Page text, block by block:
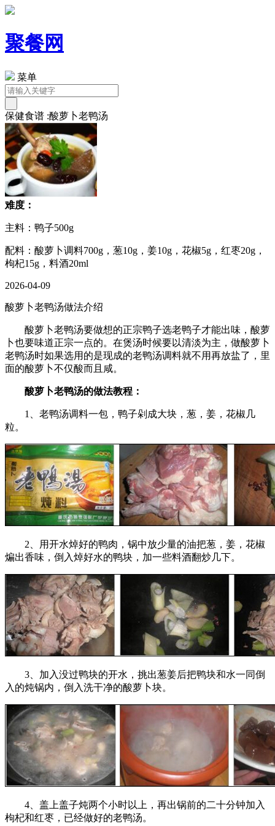
聚餐网
菜单
保健食谱 :酸萝卜老鸭汤
难度：
主料：鸭子500g
配料：酸萝卜调料700g，葱10g，姜10g，花椒5g，红枣20g，
枸杞15g，料酒20ml
2026-04-09
酸萝卜老鸭汤做法介绍
酸萝卜老鸭汤要做想的正宗鸭子选老鸭子才能出味，酸萝
卜也要味道正宗一点的。在煲汤时候要以清淡为主，做酸萝卜
老鸭汤时如果选用的是现成的老鸭汤调料就不用再放盐了，里
面的酸萝卜不仅酸而且咸。
酸萝卜老鸭汤的做法教程：
1、老鸭汤调料一包，鸭子剁成大块，葱，姜，花椒几
粒。
2、用开水焯好的鸭肉，锅中放少量的油把葱，姜，花椒
煸出香味，倒入焯好水的鸭块，加一些料酒翻炒几下。
3、加入没过鸭块的开水，挑出葱姜后把鸭块和水一同倒
入的炖锅内，倒入洗干净的酸萝卜块。
4、盖上盖子炖两个小时以上，再出锅前的二十分钟加入
枸杞和红枣，已经做好的老鸭汤。